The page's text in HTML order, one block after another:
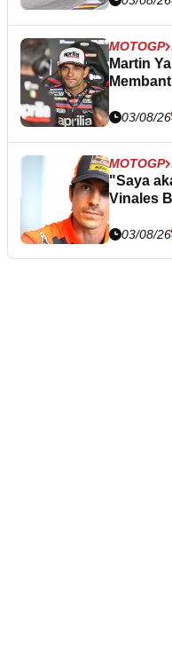
MOTOGP
Martin
03/08/26
MOTOGP
"Saya
Vinales
03/08/26